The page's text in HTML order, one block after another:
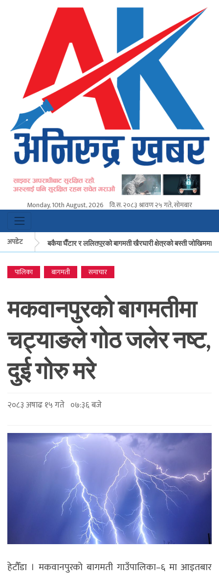
Monday, 10th August, 2026 वि.स.२०८३ श्रावण २५ गते, सोमबार
अपडेट
मकवानपुरको बकैया घैँटार र ललितपुरको बागमती खैरघारी क्षेत्रको बस्ती जोखिममा
पालिका बागमती समाचार
मकवानपुरको बागमतीमा
चट्याङले गोठ जलेर नष्ट,
दुई गोरु मरे
२०८३ अषाढ १५ गते ०७:३६ बजे
हेटाैँडा । मकवानपुरको बागमती गाउँपालिका–६ मा आइतबार